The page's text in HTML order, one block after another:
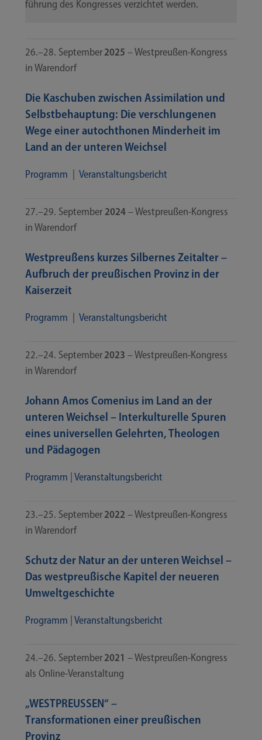
füh­rung des Kon­gres­ses ver­zich­tet werden.
26.–28. Sep­tem­ber2025 – Westpreußen-​​Kongress
in Warendorf
Die Kaschuben zwischen Assimilation und
Selbstbehauptung: Die verschlungenen
Wege einer autochthonen Minderheit im
Land an der unteren Weichsel
Pro­gramm Ver­an­stal­tungs­be­richt
27.–29. Sep­tem­ber2024– Westpreußen-​​Kongress
in Warendorf
Westpreußens kurzes Silbernes Zeitalter –
Aufbruch der preußischen Provinz in der
Kaiserzeit
Pro­gramm Ver­an­stal­tungs­be­richt
22.–24. Sep­tem­ber2023 – Westpreußen-​​Kongress
in Warendorf
Johann Amos Comenius im Land an der
unteren Weichsel – Interkulturelle Spuren
eines universellen Gelehrten, Theologen
und Pädagogen
Pro­gramm Ver­an­stal­tungs­be­richt
23.–25. Sep­tem­ber2022 – Westpreußen-​​Kongress
in Warendorf
Schutz der Natur an der unteren Weichsel –
Das westpreußische Kapitel der neueren
Umweltgeschichte
Pro­gramm Ver­an­stal­tungs­be­richt
24.–26. Sep­tem­ber2021 – Westpreußen-​​Kongress
als Online-Veranstaltung
„WESTPREUSSEN“ –
Transformationen einer preußischen
Provinz